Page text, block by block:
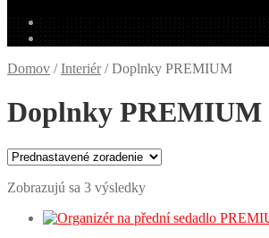
0.00 € 0 produktov
Domov /Interiér/Doplnky PREMIUM
Doplnky PREMIUM
Zobrazujú sa 3 výsledky